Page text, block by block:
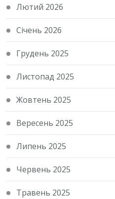
Лютий 2026
Січень 2026
Грудень 2025
Листопад 2025
Жовтень 2025
Вересень 2025
Липень 2025
Червень 2025
Травень 2025